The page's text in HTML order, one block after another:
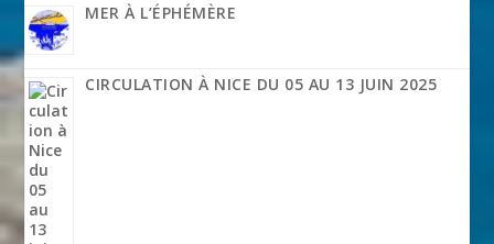
MER À L’ÉPHÉMÈRE
CIRCULATION À NICE DU 05 AU 13 JUIN 2025